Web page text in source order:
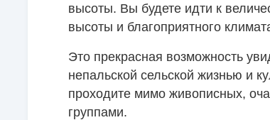
высоты. Вы будете идти к
высоты и благоприятного
Это прекрасная возможность
непальской сельской жизнью и
проходите мимо живописных,
группами.